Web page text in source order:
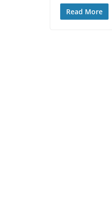
Read More